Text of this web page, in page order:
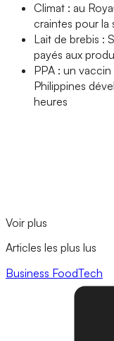
Climat : au
craintes pour la
Lait de brebis :
payés aux
PPA : un
Philippines
heures
Voir plus
Articles les plus lus
Business FoodTech